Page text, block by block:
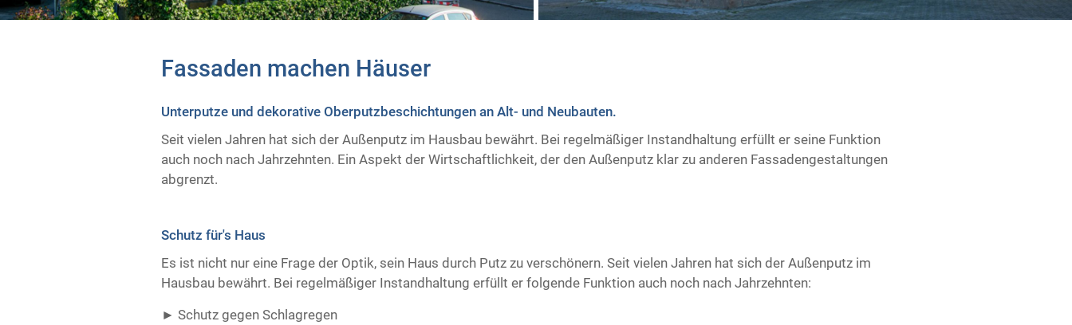
Fassaden machen Häuser
Unterputze und dekorative Oberputzbeschichtungen an Alt- und Neubauten.
Seit vielen Jahren hat sich der Außenputz im Hausbau bewährt. Bei regelmäßiger Instandhaltung erfüllt er seine Funktion
auch noch nach Jahrzehnten. Ein Aspekt der Wirtschaftlichkeit, der den Außenputz klar zu anderen Fassadengestaltungen
abgrenzt.
Schutz für's Haus
Es ist nicht nur eine Frage der Optik, sein Haus durch Putz zu verschönern. Seit vielen Jahren hat sich der Außenputz im
Hausbau bewährt. Bei regelmäßiger Instandhaltung erfüllt er folgende Funktion auch noch nach Jahrzehnten:
Schutz gegen Schlagregen